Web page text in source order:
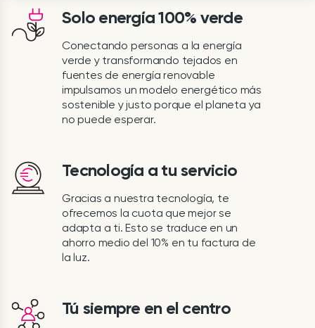
Solo energía 100% verde
Conectando personas a la energía
verde y transformando tejados en
fuentes de energía renovable
impulsamos un modelo energético más
sostenible y justo porque el planeta ya
no puede esperar.
Tecnología a tu servicio
Gracias a nuestra tecnología, te
ofrecemos la cuota que mejor se
adapta a ti. Esto se traduce en un
ahorro medio del 10% en tu factura de
la luz.
Tú siempre en el centro